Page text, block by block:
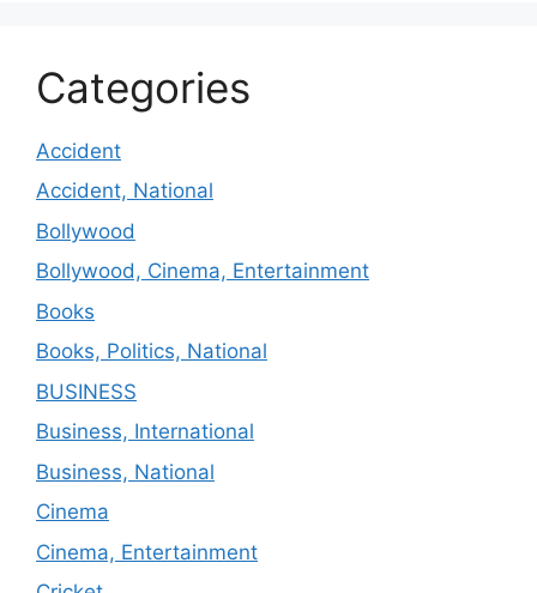
Categories
Accident
Accident, National
Bollywood
Bollywood, Cinema, Entertainment
Books
Books, Politics, National
BUSINESS
Business, International
Business, National
Cinema
Cinema, Entertainment